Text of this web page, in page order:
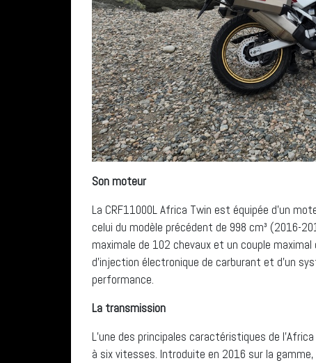
Son moteur
La CRF11000L Africa Twin est équipée d’un
celui du modèle précédent de 998 cm³ (2016-
maximale de 102 chevaux et un couple
d’injection électronique de carburant et d’un
performance.
La transmission
L’une des principales caractéristiques de
à six vitesses. Introduite en 2016 sur la